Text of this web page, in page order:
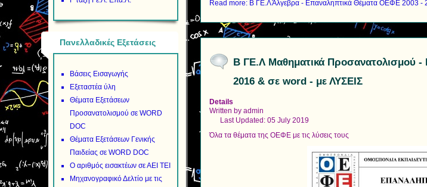
Πανελλαδικές Εξετάσεις
Βάσεις Εισαγωγής
Εξεταστέα ύλη
Θέματα Εξετάσεων
Προσανατολισμού σε WORD
DOC
Θέματα Εξετάσεων Γενικής
Παιδείας σε WORD DOC
Ο αριθμός εισακτέων σε ΑΕΙ ΤΕΙ
Μηχανογραφικό Δελτίο με τις
Read more: Β ΓΕ.Λ Άλγεβρα - Επαναληπτικά Θέματα ΟΕΦΕ 2003 -
Β ΓΕ.Λ Μαθηματικά Προσανατολισμού
2016 & σε word - με ΛΥΣΕΙΣ
Details
Written byadmin
Last Updated: 05 July 2019
Όλα τα θέματα της ΟΕΦΕ με τις λύσεις τους